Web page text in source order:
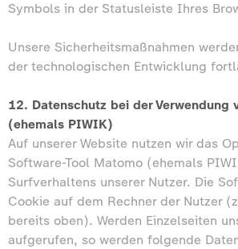
Symbols in der Statusleiste Ihres
Unsere Sicherheitsmaßnahmen
der technologischen Entwicklung
12. Datenschutz bei der Verwendung
(ehemals PIWIK)
Auf unserer Website nutzen wir das
Software-Tool Matomo (ehemals
Surfverhaltens unserer Nutzer. Die
Cookie auf dem Rechner der Nutzer
bereits oben). Werden Einzelseiten
aufgerufen, so werden folgende